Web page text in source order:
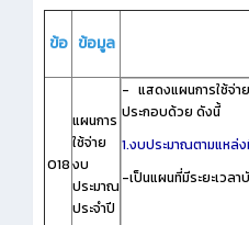
ข้อ ข้อมูล
O18
แผนการ
ใช้จ่าย
งบ
ประมาณ
ประจำปี
- แสดงแผนการใช้จ่
ประกอบด้วย ดังนี้
1.งบประมาณตามแหล่
-เป็นแผนที่มีระยะเวล